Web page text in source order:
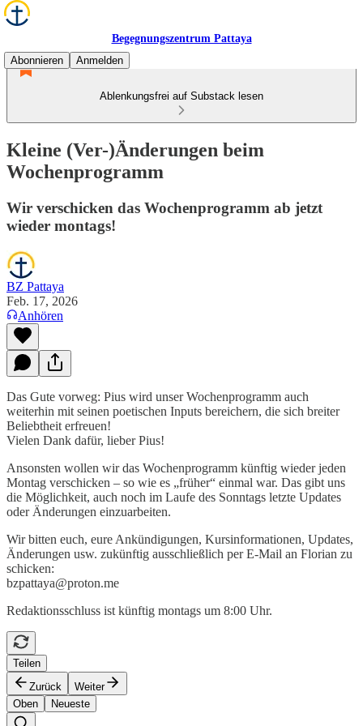
Begegnungszentrum Pattaya
Abonnieren
Anmelden
Ablenkungsfrei auf Substack lesen
Kleine (Ver-)Änderungen beim
Wochenprogramm
Wir verschicken das Wochenprogramm ab jetzt
wieder montags!
BZ Pattaya
Feb. 17, 2026
Anhören
Das Gute vorweg: Pius wird unser Wochenprogramm auch
weiterhin mit seinen poetischen Inputs bereichern, die sich breiter
Beliebtheit erfreuen!
Vielen Dank dafür, lieber Pius!
Ansonsten wollen wir das Wochenprogramm künftig wieder jeden
Montag verschicken – so wie es „früher“ einmal war. Das gibt uns
die Möglichkeit, auch noch im Laufe des Sonntags letzte Updates
oder Änderungen einzuarbeiten.
Wir bitten euch, eure Ankündigungen, Kursinformationen, Updates,
Änderungen usw. zukünftig ausschließlich per E-Mail an Florian zu
schicken:
bzpattaya@proton.me
Redaktionsschluss ist künftig montags um 8:00 Uhr.
Teilen
Zurück
Weiter
Oben
Neueste